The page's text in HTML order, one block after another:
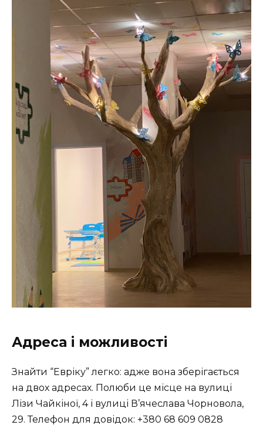
Адреса і можливості
Знайти “Евріку” легко: адже вона зберігається
на двох адресах. Полюби це місце на вулиці
Лізи Чайкіної, 4і вулиці В’ячеслава Чорновола,
29. Телефон для довідок: +380 68 609 0828